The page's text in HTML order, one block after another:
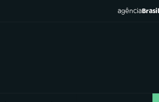
agênciaBrasil